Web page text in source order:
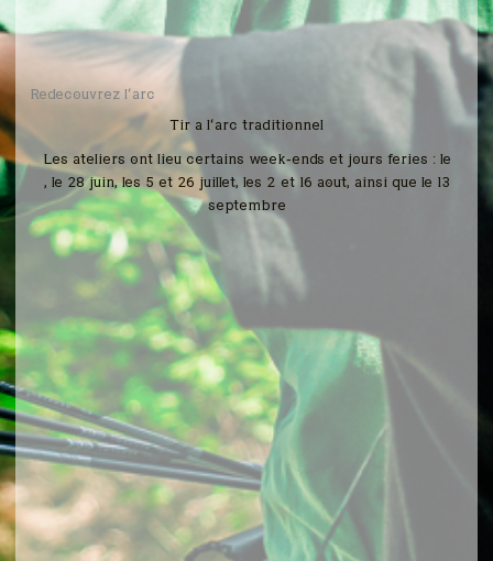
Redécouvrez l’arc
Tir à l’arc traditionnel
Les ateliers ont lieu certains week-ends et jours fériés : le
, le 28 juin, les 5 et 26 juillet, les 2 et 16 août, ainsi que le 13
septembre